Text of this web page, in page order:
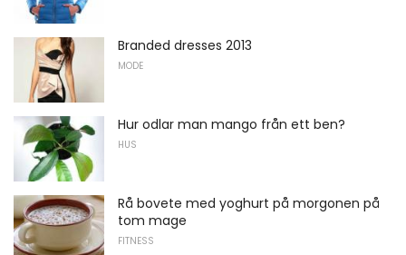
Branded dresses 2013
MODE
Hur odlar man mango från ett ben?
HUS
Rå bovete med yoghurt på morgonen på
tom mage
FITNESS